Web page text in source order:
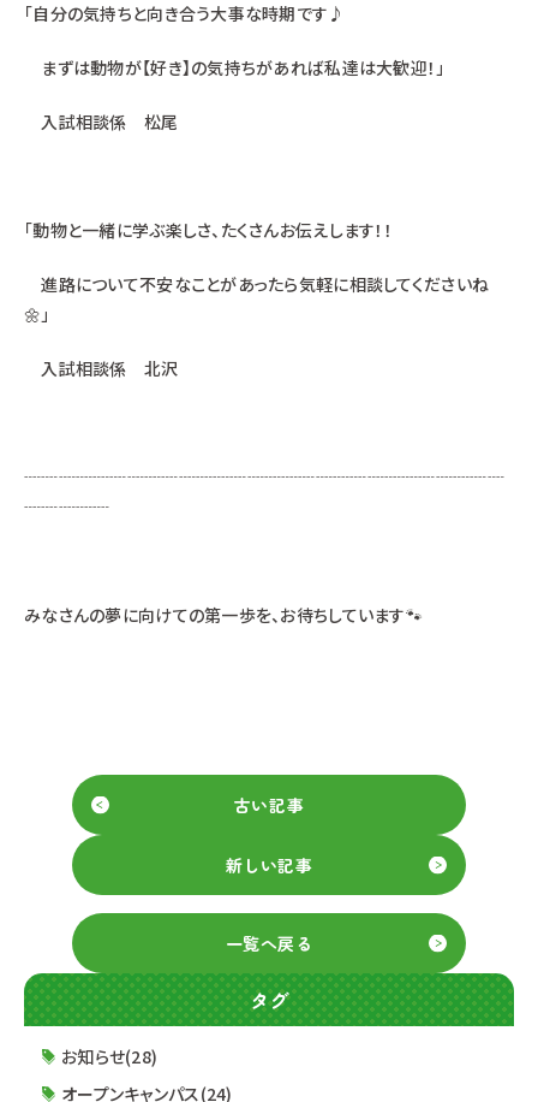
「自分の気持ちと向き合う大事な時期です♪
まずは動物が【好き】の気持ちがあれば私達は大歓迎！」
入試相談係 松尾
「動物と一緒に学ぶ楽しさ、たくさんお伝えします！！
進路について不安なことがあったら気軽に相談してくださいね
🌼」
入試相談係 北沢
┈┈┈┈┈┈┈┈┈┈┈┈┈┈┈┈┈┈┈┈┈┈┈┈┈┈┈┈
┈┈┈┈┈
みなさんの夢に向けての第一歩を、お待ちしています🐾
古い記事
新しい記事
一覧へ戻る
タグ
お知らせ(28)
オープンキャンパス(24)